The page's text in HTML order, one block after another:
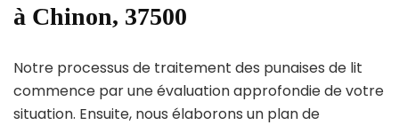
à Chinon, 37500
Notre processus de traitement des punaises de lit
commence par une évaluation approfondie de votre
situation. Ensuite, nous élaborons un plan de